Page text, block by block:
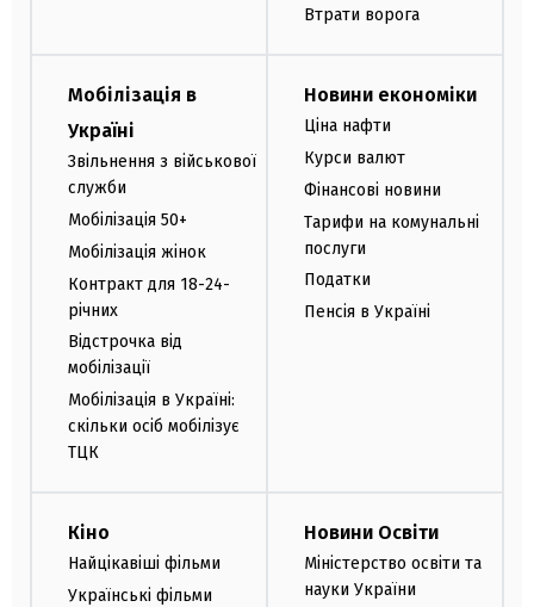
Втрати ворога
Мобілізація в
Україні
Звільнення з військової
служби
Мобілізація 50+
Мобілізація жінок
Контракт для 18-24-
річних
Відстрочка від
мобілізації
Мобілізація в Україні:
скільки осіб мобілізує
ТЦК
Новини економіки
Ціна нафти
Курси валют
Фінансові новини
Тарифи на комунальні
послуги
Податки
Пенсія в Україні
Кіно
Найцікавіші фільми
Українські фільми
Новини Освіти
Міністерство освіти та
науки України